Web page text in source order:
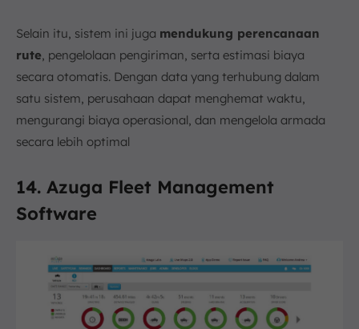
Selain itu, sistem ini juga mendukung perencanaan
rute, pengelolaan pengiriman, serta estimasi biaya
secara otomatis. Dengan data yang terhubung dalam
satu sistem, perusahaan dapat menghemat waktu,
mengurangi biaya operasional, dan mengelola armada
secara lebih optimal
14. Azuga Fleet Management
Software